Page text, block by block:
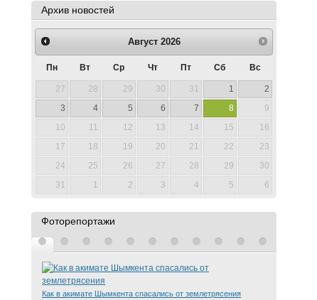
Архив новостей
Август 2026
Пн Вт Ср Чт Пт Сб Вс
27 28 29 30 31 1
2
3
4 5 6 7 8
9
10
11 12 13 14 15
16
17
18 19 20 21 22
23
24
25 26 27 28 29
30
31
1 2 3 4 5 6
Фоторепортажи
Как в акимате Шымкента спасались от землетрясения